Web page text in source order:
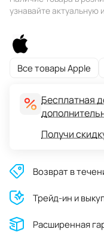
узнавайте
Все товары Apple
Бесплатная
Получи
Возврат в
Трейд-ин и
Расширенная